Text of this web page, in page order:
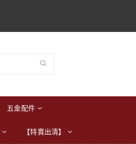
五金配件
【特賣出清】